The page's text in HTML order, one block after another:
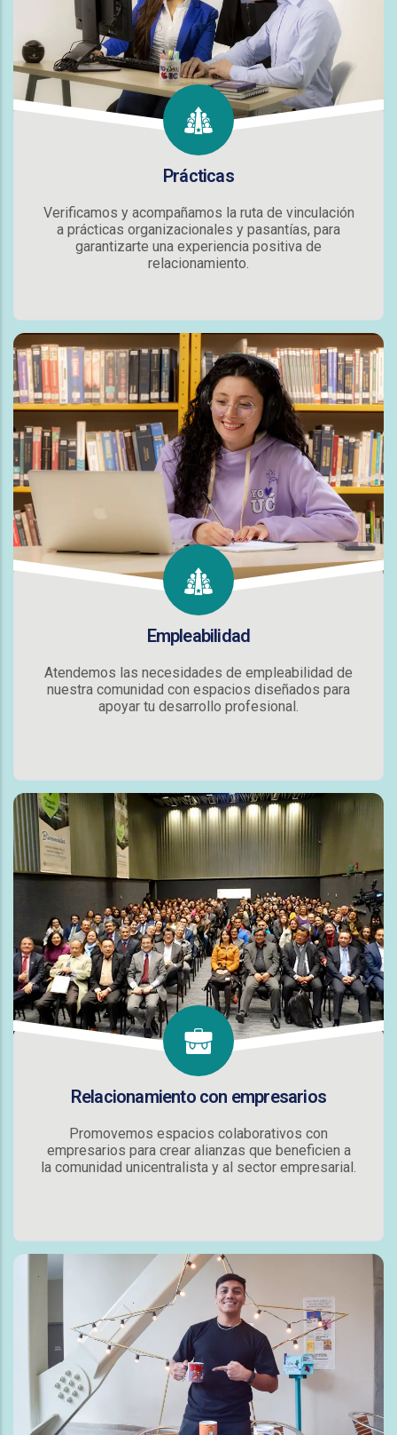
Prácticas
Verificamos y acompañamos la ruta de vinculación
a prácticas organizacionales y pasantías, para
garantizarte una experiencia positiva de
relacionamiento.
Empleabilidad
Atendemos las necesidades de empleabilidad de
nuestra comunidad con espacios diseñados para
apoyar tu desarrollo profesional.
Relacionamiento con empresarios
Promovemos espacios colaborativos con
empresarios para crear alianzas que beneficien a
la comunidad unicentralista y al sector empresarial.